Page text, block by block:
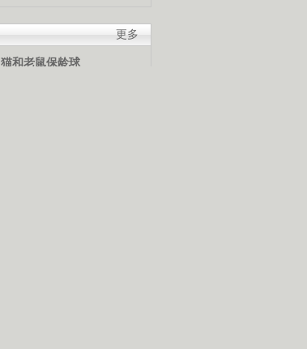
更多
猫和老鼠保龄球